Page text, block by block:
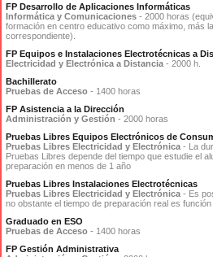
FP Desarrollo de Aplicaciones Informáticas
Informática y Comunicaciones - 2000 horas
formación en centro educativo como máximo, más
correspondiente).
FP Equipos e Instalaciones Electrotécnicas a
Electricidad y Electrónica a Distancia - 2000 h.
Bachillerato
Pruebas de Acceso - 1400 horas
FP Asistencia a la Dirección
Administración y Gestión - 2000 horas
Pruebas Libres Equipos Electrónicos de
Pruebas Libres Electricidad y Electrónica - La
Pruebas Libres depende del tiempo que estudie el
preparación en menos de 1 año
Pruebas Libres Instalaciones Electrotécnicas
Pruebas Libres Electricidad y Electrónica - Es
no obstante el tiempo de preparación real es
Graduado en ESO
Pruebas de Acceso - 1400 horas
FP Gestión Administrativa